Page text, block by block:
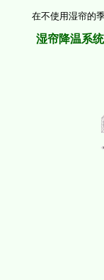
在不使用湿帘的季
湿帘降温系统